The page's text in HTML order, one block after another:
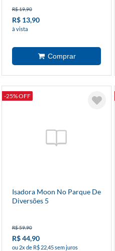
R$ 19,90
R$ 13,90
à vista
-25% OFF
Isadora Moon No Parque De
Diversões 5
R$ 59,90
R$ 44,90
ou 2x de R$ 22,45 sem juros